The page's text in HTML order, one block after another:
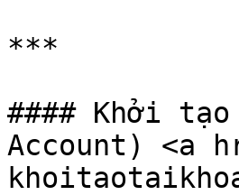
***
#### Khởi
Account) <a